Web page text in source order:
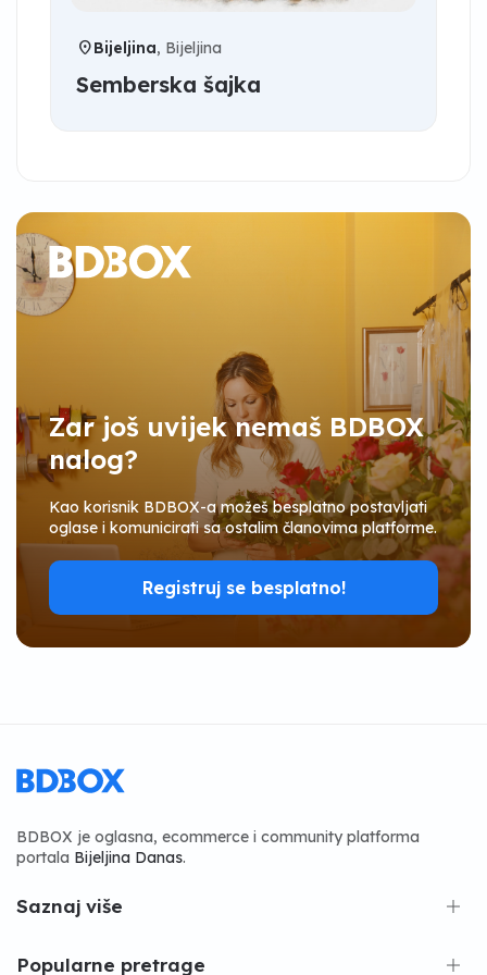
location_onBijeljina, Bijeljina
Semberska šajka
Zar još uvijek nemaš BDBOX
nalog?
Kao korisnik BDBOX-a možeš besplatno postavljati
oglase i komunicirati sa ostalim članovima platforme.
Registruj se besplatno!
BDBOX je oglasna, ecommerce i community platforma
portala Bijeljina Danas.
Saznaj više
Popularne pretrage